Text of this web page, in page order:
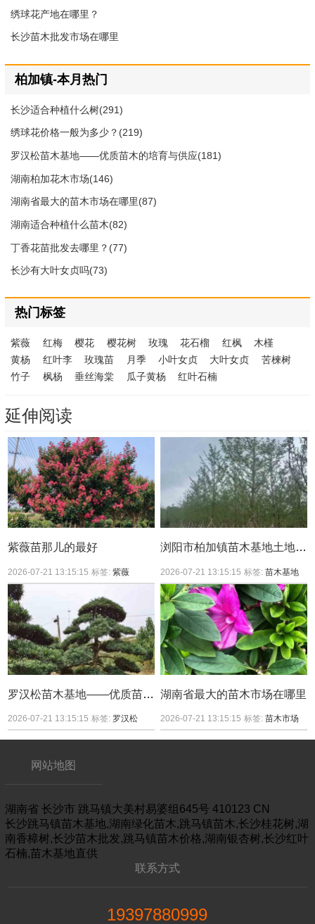
绣球花产地在哪里？
长沙苗木批发市场在哪里
柏加镇-本月热门
长沙适合种植什么树(291)
绣球花价格一般为多少？(219)
罗汉松苗木基地——优质苗木的培育与供应(181)
湖南柏加花木市场(146)
湖南省最大的苗木市场在哪里(87)
湖南适合种植什么苗木(82)
丁香花苗批发去哪里？(77)
长沙有大叶女贞吗(73)
热门标签
紫薇 红梅 樱花 樱花树 玫瑰 花石榴 红枫
木槿
黄杨
红叶李 玫瑰苗 月季 小叶女贞 大叶女贞
苦楝树
竹子
枫杨 垂丝海棠 瓜子黄杨 红叶石楠
延伸阅读
紫薇苗那儿的最好
2026-07-21 13:15:15 标签:紫薇
浏阳市柏加镇苗木基地土地性质
2026-07-21 13:15:15 标签:苗木基地
罗汉松苗木基地——优质苗木的培育与供应
2026-07-21 13:15:15 标签: 罗汉松
湖南省最大的苗木市场在哪里
2026-07-21 13:15:15 标签:苗木市场
网站地图
湖南省 长沙市 跳马镇大美村易婆组645号 410123 CN
长沙跳马镇苗木基地,湖南绿化苗木,跳马镇苗木,长沙桂花树,湖
南香樟树,长沙苗木批发,跳马镇苗木价格,湖南银杏树,长沙红叶
石楠,苗木基地直供
联系方式
19397880999